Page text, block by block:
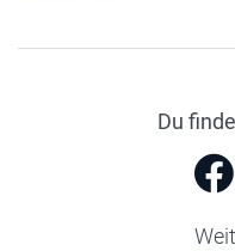
Du